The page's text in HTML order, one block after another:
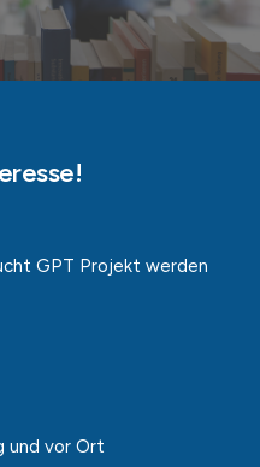
GPT Projekt werden
und vor Ort